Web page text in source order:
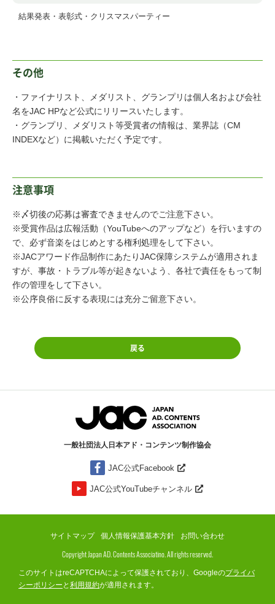
結果発表・表彰式・クリスマスパーティー
その他
・ファイナリスト、メダリスト、グランプリは個人名および会社
名をJAC HPなど公式にリリースいたします。
・グランプリ、メダリスト等受賞者の情報は、業界誌（CM
INDEXなど）に掲載いただく予定です。
注意事項
※〆切後の応募は審査できませんのでご注意下さい。
※受賞作品は広報活動（YouTubeへのアップなど）を行いますの
で、必ず音楽をはじめとする権利処理をして下さい。
※JACアワード作品制作にあたりJAC保障システムが適用されま
すが、事故・トラブル等が起きないよう、各社で責任をもって制
作の管理をして下さい。
※公序良俗に反する表現には充分ご留意下さい。
戻る
一般社団法人日本アド・コンテンツ制作協会
JAC公式Facebook
JAC公式YouTubeチャンネル
サイトマップ 個人情報保護基本方針 お問い合わせ
Copyright Japan AD. Contents Associatino. All rights reserved.
このサイトはreCAPTCHAによって保護されており、Googleのプライバ
シーポリシー と利用規約が適用されます。